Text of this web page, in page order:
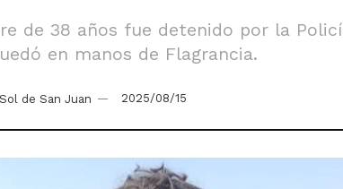
de 38 años fue detenido por la
en manos de Flagrancia.
de San Juan 2025/08/15